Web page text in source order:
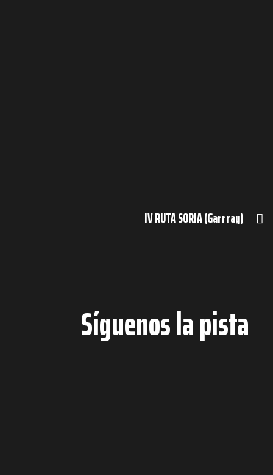
IV RUTA SORIA (Garrray)
Síguenos la pista